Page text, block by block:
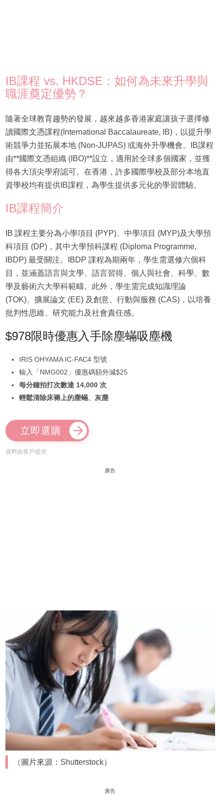
IB課程 vs. HKDSE：如何為未來升學與
職涯奠定優勢？
隨著全球教育趨勢的發展，越來越多香港家庭讓孩子選擇修
讀國際文憑課程(International Baccalaureate, IB)，以提升學
術競爭力並拓展本地 (Non-JUPAS) 或海外升學機會。IB課程
由**國際文憑組織 (IBO)**設立，適用於全球多個國家，並獲
得各大頂尖學府認可。在香港，許多國際學校及部分本地直
資學校均有提供IB課程，為學生提供多元化的學習體驗。
IB課程簡介
IB 課程主要分為小學項目 (PYP)、中學項目 (MYP)及大學預
科項目 (DP)，其中大學預科課程 (Diploma Programme,
IBDP) 最受關注。IBDP 課程為期兩年，學生需選修六個科
目，並涵蓋語言與文學、語言習得、個人與社會、科學、數
學及藝術六大學科範疇。此外，學生需完成知識理論
(TOK)、擴展論文 (EE) 及創意、行動與服務 (CAS)，以培養
批判性思維、研究能力及社會責任感。
$978限時優惠入手除塵蟎吸塵機
IRIS OHYAMA IC-FAC4 型號
輸入「NMG002」優惠碼額外減$25
每分鐘拍打次數達 14,000 次
輕鬆清除床褥上的塵蟎、灰塵
立即選購
資料由客戶提供
廣告
（圖片來源：Shutterstock）
廣告